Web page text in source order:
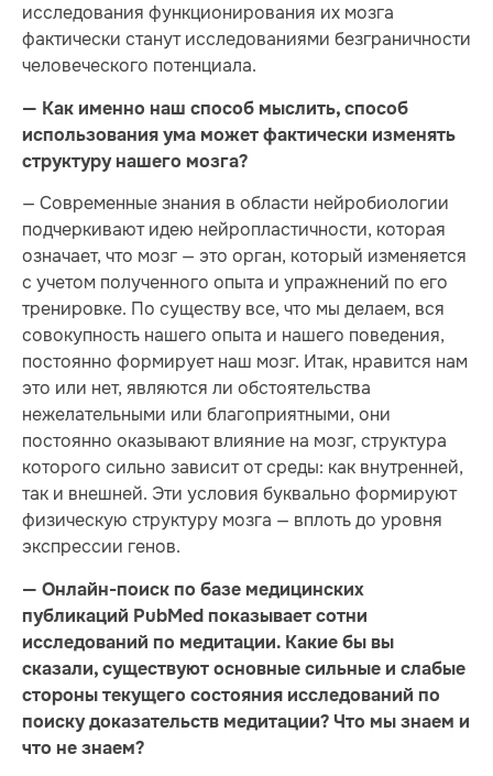
исследования функционирования их мозга
фактически станут исследованиями безграничности
человеческого потенциала.
— Как именно наш способ мыслить, способ
использования ума может фактически изменять
структуру нашего мозга?
— Современные знания в области нейробиологии
подчеркивают идею нейропластичности, которая
означает, что мозг — это орган, который изменяется
с учетом полученного опыта и упражнений по его
тренировке. По существу все, что мы делаем, вся
совокупность нашего опыта и нашего поведения,
постоянно формирует наш мозг. Итак, нравится нам
это или нет, являются ли обстоятельства
нежелательными или благоприятными, они
постоянно оказывают влияние на мозг, структура
которого сильно зависит от среды: как внутренней,
так и внешней. Эти условия буквально формируют
физическую структуру мозга — вплоть до уровня
экспрессии генов.
— Онлайн-поиск по базе медицинских
публикаций PubMed показывает сотни
исследований по медитации. Какие бы вы
сказали, существуют основные сильные и слабые
стороны текущего состояния исследований по
поиску доказательств медитации? Что мы знаем и
что не знаем?